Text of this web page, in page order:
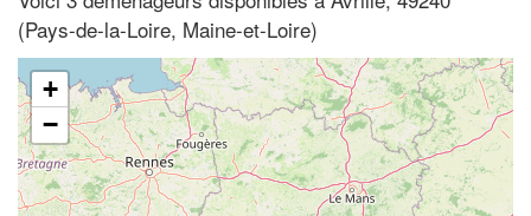
(Pays-de-la-Loire, Maine-et-Loire)
+
−